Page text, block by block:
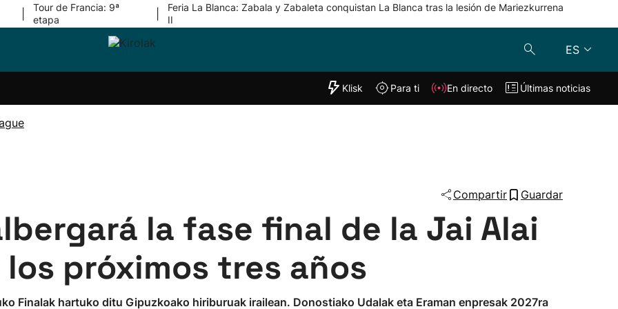
Tour de Francia: 9ª
etapa
Feria La Blanca: Zabala y Zabaleta conquistan La Blanca tras la lesión de Mariezkurrena
II
ES
Equipos
"Helmuga"
Klisk En directo
Klisk Para ti En directo Últimas noticias
Compartir Guardar
la fase final de la Jai Alai
próximos tres años
Finalak hartuko ditu Gipuzkoako hiriburuak irailean. Donostiako Udalak eta Eraman enpresak 2027ra